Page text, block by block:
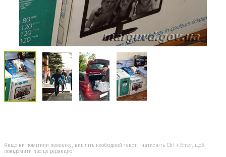
Якщо ви помітили помилку, виділіть необхідний текст і натисніть Ctrl + Enter, щоб
повідомити про це редакцію